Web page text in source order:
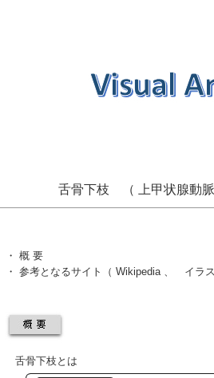
舌骨下枝 （ 上甲状腺動
・ 概 要
・ 参考となるサイト （ Wikipedia、 イラ
舌骨下枝とは